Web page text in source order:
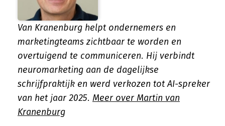
Van Kranenburg helpt ondernemers en
marketingteams zichtbaar te worden en
overtuigend te communiceren. Hij verbindt
neuromarketing aan de dagelijkse
schrijfpraktijk en werd verkozen tot AI-spreker
van het jaar 2025. Meer over Martin van
Kranenburg